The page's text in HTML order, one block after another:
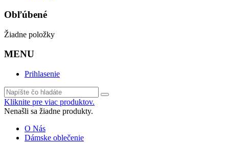
Obľúbené
Žiadne položky
MENU
Prihlasenie
Kliknite pre viac produktov.
Nenašli sa žiadne produkty.
O Nás
Dámske oblečenie